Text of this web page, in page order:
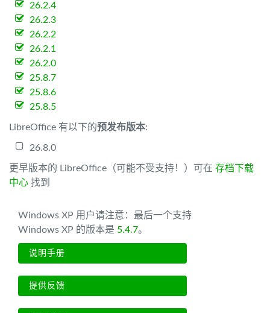
26.2.4
26.2.3
26.2.2
26.2.1
26.2.0
25.8.7
25.8.6
25.8.5
LibreOffice 有以下的预发布版本:
26.8.0
更早版本的 LibreOffice（可能不受支持！）可在 存档下载
中心 找到
Windows XP 用户请注意：最后一个支持
Windows XP 的版本是 5.4.7。
说明手册
提供反馈